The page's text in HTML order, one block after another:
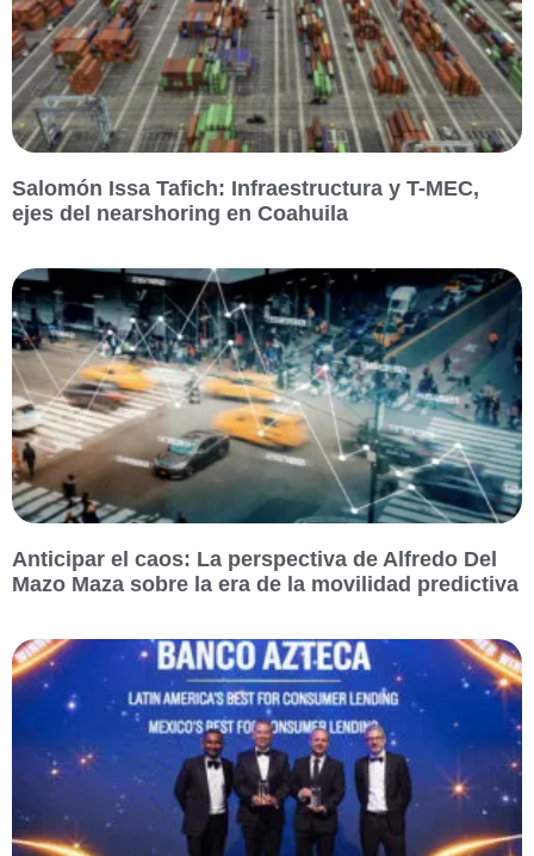
Salomón Issa Tafich: Infraestructura y T-MEC,
ejes del nearshoring en Coahuila
Anticipar el caos: La perspectiva de Alfredo Del
Mazo Maza sobre la era de la movilidad predictiva